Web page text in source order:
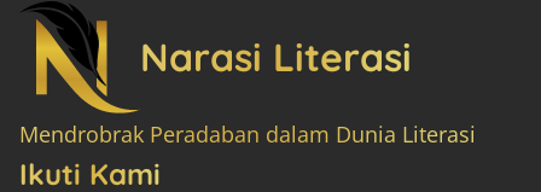
Narasi Literasi
Mendrobrak Peradaban dalam Dunia Literasi
Ikuti Kami